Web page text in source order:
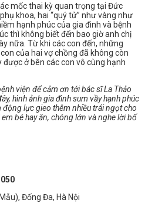
mốc thai kỳ quan trọng tại Đức
khoa, hai “quý tử” như vàng như
hạnh phúc của gia đình và bệnh
thì không biết đến bao giờ anh chị
nữa. Từ khi các con đến, những
của hai vợ chồng đã không còn
ở bên các con vô cùng hạnh
viện để cảm ơn tới bác sĩ La Thảo
hình ảnh gia đình sum vầy hạnh phúc
lực gieo thêm nhiều trái ngọt cho
bé hay ăn, chóng lớn và nghe lời bố
Đống Đa, Hà Nội